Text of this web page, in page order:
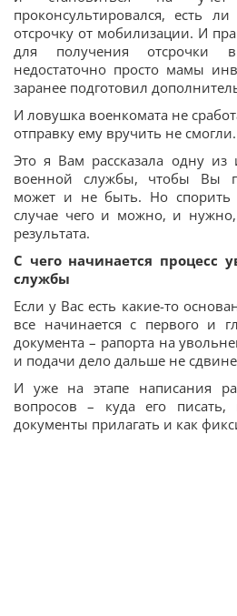
проконсультировался, есть
отсрочку от мобилизации. И
для получения отсрочки
недостаточно просто мамы
заранее подготовил
И ловушка военкомата не
отправку ему вручить не смогли.
Это я Вам рассказала одну из
военной службы, чтобы Вы
может и не быть. Но
случае чего и можно, и нужно,
результата.
С чего начинается процесс
службы
Если у Вас есть какие-то
все начинается с первого и
документа – рапорта на
и подачи дело дальше не
И уже на этапе написания
вопросов – куда его писать,
документы прилагать и как